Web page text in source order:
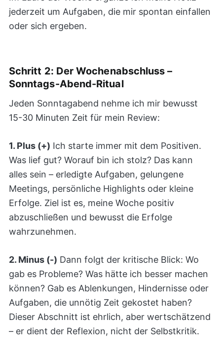
jederzeit um Aufgaben, die mir spontan einfallen
oder sich ergeben.
Schritt 2: Der Wochenabschluss –
Sonntags-Abend-Ritual
Jeden Sonntagabend nehme ich mir bewusst
15-30 Minuten Zeit für mein Review:
1. Plus (+) Ich starte immer mit dem Positiven.
Was lief gut? Worauf bin ich stolz? Das kann
alles sein – erledigte Aufgaben, gelungene
Meetings, persönliche Highlights oder kleine
Erfolge. Ziel ist es, meine Woche positiv
abzuschließen und bewusst die Erfolge
wahrzunehmen.
2. Minus (-) Dann folgt der kritische Blick: Wo
gab es Probleme? Was hätte ich besser machen
können? Gab es Ablenkungen, Hindernisse oder
Aufgaben, die unnötig Zeit gekostet haben?
Dieser Abschnitt ist ehrlich, aber wertschätzend
– er dient der Reflexion, nicht der Selbstkritik.